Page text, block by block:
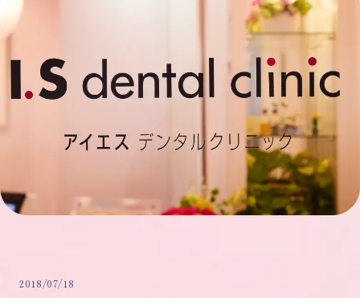
2018/07/18